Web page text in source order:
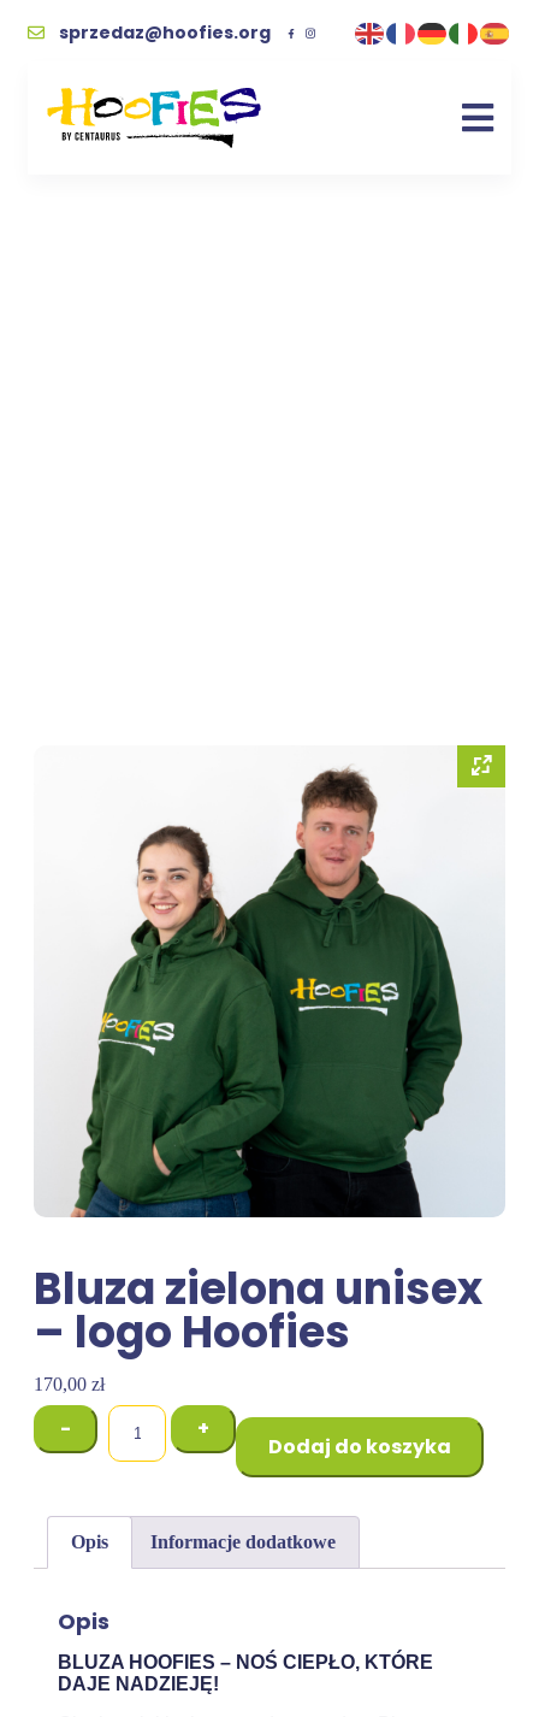
sprzedaz@hoofies.org
Bluza zielona unisex
– logo Hoofies
170,00 zł
- +
Dodaj do koszyka
Opis Informacje dodatkowe
Opis
BLUZA HOOFIES – NOŚ CIEPŁO, KTÓRE
DAJE NADZIEJĘ!